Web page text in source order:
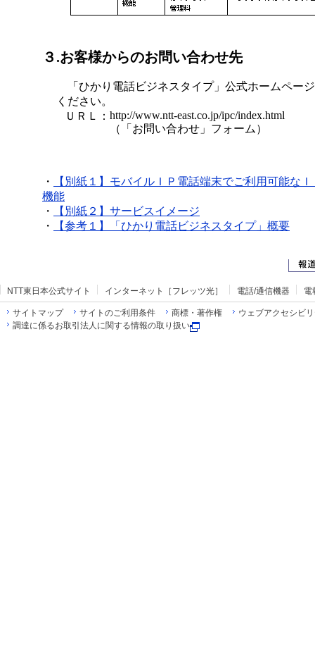
３.お客様からのお問い合わせ先
「ひかり電話ビジネスタイプ」公式ホームペー
ください。
ＵＲＬ： http://www.ntt-east.co.jp/ipc/index.html
（「お問い合わせ」フォーム）
・
【別紙１】モバイルＩＰ電話端末でご利用可能な
機能
・
【別紙２】サービスイメージ
・
【参考１】「ひかり電話ビジネスタイプ」概要
NTT東日本公式サイト インターネット［フレッツ光］ 電話/通信機器 電
サイトマップ サイトのご利用条件 商標・著作権
ウェブアクセシビ
調達に係るお取引法人に関する情報の取り扱い